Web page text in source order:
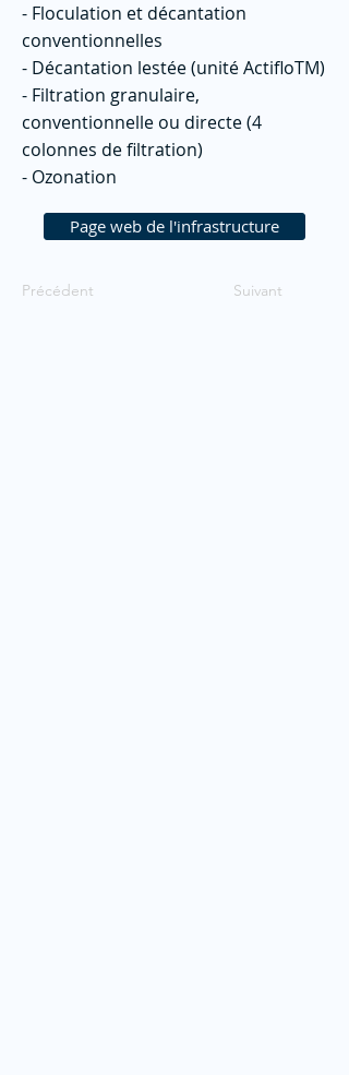
- Floculation et décantation
conventionnelles
- Décantation lestée (unité ActifloTM)
- Filtration granulaire,
conventionnelle ou directe (4
colonnes de filtration)
- Ozonation
Page web de l'infrastructure
Précédent Suivant